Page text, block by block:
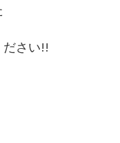
さい!!